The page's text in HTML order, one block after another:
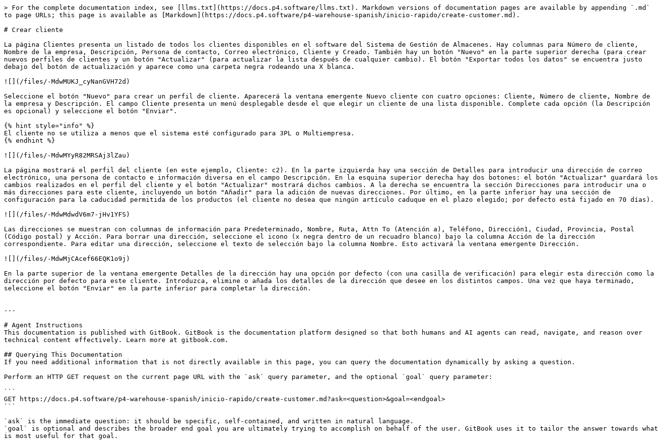
> For the complete documentation index, see [llms.txt](https://docs.p4.software/llms.txt). Markdown versions of documentation pages are available by appending `.md`
to page URLs; this page is available as [Markdown](https://docs.p4.software/p4-warehouse-spanish/inicio-rapido/create-customer.md).
# Crear cliente
La página Clientes presenta un listado de todos los clientes disponibles en el software del Sistema de Gestión de Almacenes. Hay columnas para Número de cliente,
Nombre de la empresa, Descripción, Persona de contacto, Correo electrónico, Cliente y Creado. También hay un botón "Nuevo" en la parte superior derecha (para crear
nuevos perfiles de clientes y un botón "Actualizar" (para actualizar la lista después de cualquier cambio). El botón "Exportar todos los datos" se encuentra justo
debajo del botón de actualización y aparece como una carpeta negra rodeando una X blanca.
![](/files/-MdwMUKJ_cyNanGVH72d)
Seleccione el botón "Nuevo" para crear un perfil de cliente. Aparecerá la ventana emergente Nuevo cliente con cuatro opciones: Cliente, Número de cliente, Nombre de
la empresa y Descripción. El campo Cliente presenta un menú desplegable desde el que elegir un cliente de una lista disponible. Complete cada opción (la Descripción
es opcional) y seleccione el botón "Enviar".
{% hint style="info" %}
El cliente no se utiliza a menos que el sistema esté configurado para 3PL o Multiempresa.
{% endhint %}
![](/files/-MdwMYyR82MRSAj3lZau)
La página mostrará el perfil del cliente (en este ejemplo, Cliente: c2). En la parte izquierda hay una sección de Detalles para introducir una dirección de correo
electrónico, una persona de contacto e información diversa en el campo Descripción. En la esquina superior derecha hay dos botones: el botón "Actualizar" guardará los
cambios realizados en el perfil del cliente y el botón "Actualizar" mostrará dichos cambios. A la derecha se encuentra la sección Direcciones para introducir una o
más direcciones para este cliente, incluyendo un botón "Añadir" para la adición de nuevas direcciones. Por último, en la parte inferior hay una sección de
configuración para la caducidad permitida de los productos (el cliente no desea que ningún artículo caduque en el plazo elegido; por defecto está fijado en 70 días).
![](/files/-MdwMdwdV6m7-jHv1YFS)
Las direcciones se muestran con columnas de información para Predeterminado, Nombre, Ruta, Attn To (Atención a), Teléfono, Dirección1, Ciudad, Provincia, Postal
(Código postal) y Acción. Para borrar una dirección, seleccione el icono (x negra dentro de un recuadro blanco) bajo la columna Acción de la dirección
correspondiente. Para editar una dirección, seleccione el texto de selección bajo la columna Nombre. Esto activará la ventana emergente Dirección.
![](/files/-MdwMjCAcef66EQK1o9j)
En la parte superior de la ventana emergente Detalles de la dirección hay una opción por defecto (con una casilla de verificación) para elegir esta dirección como la
dirección por defecto para este cliente. Introduzca, elimine o añada los detalles de la dirección que desee en los distintos campos. Una vez que haya terminado,
seleccione el botón "Enviar" en la parte inferior para completar la dirección.
---
# Agent Instructions
This documentation is published with GitBook. GitBook is the documentation platform designed so that both humans and AI agents can read, navigate, and reason over
technical content effectively. Learn more at gitbook.com.
## Querying This Documentation
If you need additional information that is not directly available in this page, you can query the documentation dynamically by asking a question.
Perform an HTTP GET request on the current page URL with the `ask` query parameter, and the optional `goal` query parameter:
```
GET https://docs.p4.software/p4-warehouse-spanish/inicio-rapido/create-customer.md?ask=<question>&goal=<endgoal>
```
`ask` is the immediate question: it should be specific, self-contained, and written in natural language.
`goal` is optional and describes the broader end goal you are ultimately trying to accomplish on behalf of the user. GitBook uses it to tailor the answer towards what
is most useful for that goal.